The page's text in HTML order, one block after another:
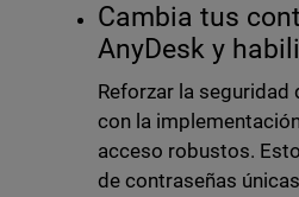
Cambia tus
AnyDesk y
Reforzar la seguridad
con la
acceso robustos.
de contraseñas